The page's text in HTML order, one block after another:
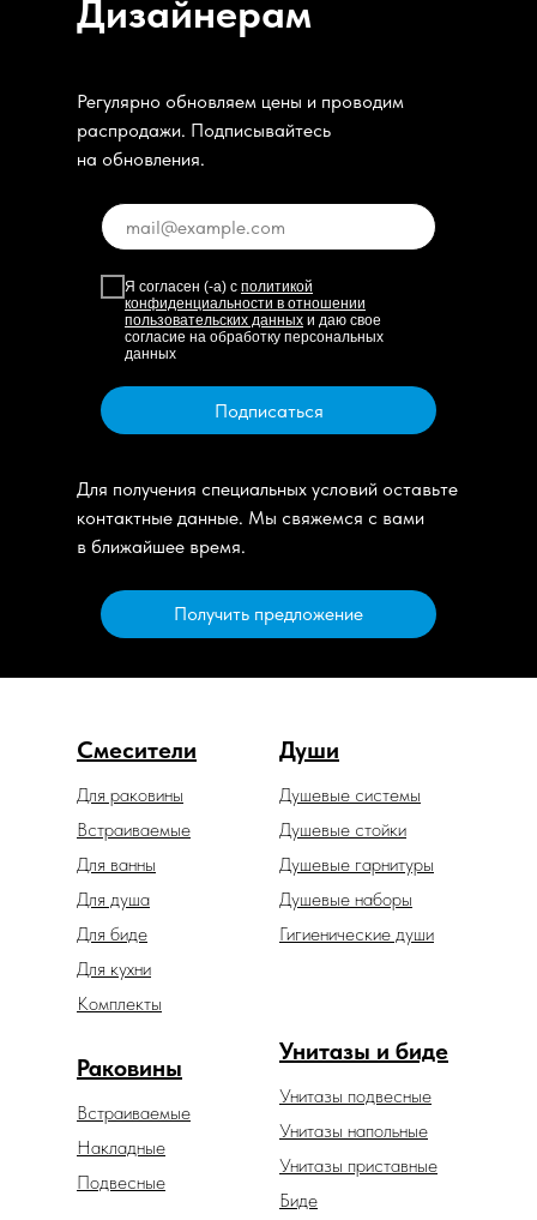
Дизайнерам
Регулярно обновляем цены и проводим
распродажи. Подписывайтесь
на обновления.
Я согласен (-а) с политикой
конфиденциальности в отношении
пользовательских данных и даю свое
согласие на обработку персональных
данных
Подписаться
Для получения специальных условий оставьте
контактные данные. Мы свяжемся с вами
в ближайшее время.
Получить предложение
Смесители Души
Душевые гарнитуры
Душевые системы
Гигиенические души
Душевые наборы
Унитазы и биде
Унитазы подвесные
Унитазы напольные
Унитазы приставные
Раковины
Встраиваемые
Накладные
Подвесные
Встраиваемые
Для биде
Для ванны
Для душа
Для раковины
Для кухни
Душевые стойки
Биде
Комплекты